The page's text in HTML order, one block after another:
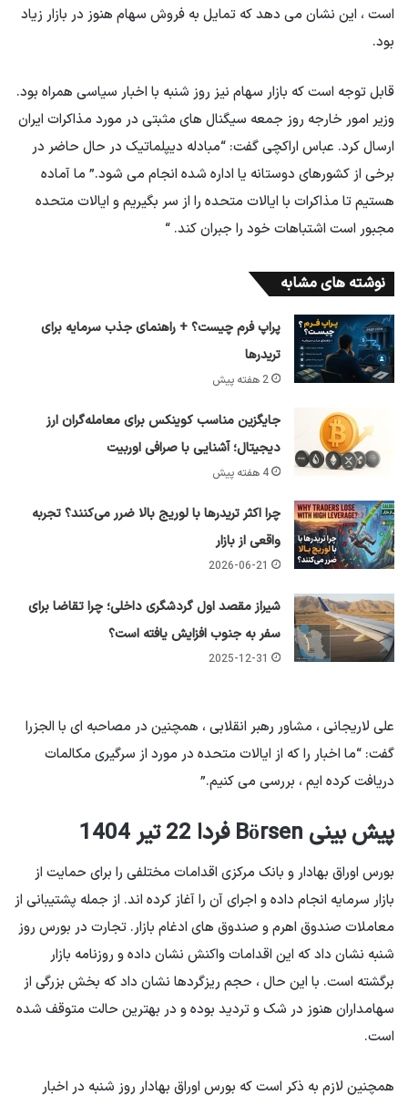
است ، این نشان می دهد که تمایل به فروش سهام هنوز در بازار زیاد
بود.
قابل توجه است که بازار سهام نیز روز شنبه با اخبار سیاسی همراه بود.
وزیر امور خارجه روز جمعه سیگنال های مثبتی در مورد مذاکرات ایران
ارسال کرد. عباس اراكچی گفت: “مبادله دیپلماتیک در حال حاضر در
برخی از کشورهای دوستانه یا اداره شده انجام می شود.” ما آماده
هستیم تا مذاکرات با ایالات متحده را از سر بگیریم و ایالات متحده
مجبور است اشتباهات خود را جبران کند. “
نوشته های مشابه
پراپ فرم چیست؟ + راهنمای جذب سرمایه برای
تریدرها
2 هفته پیش
جایگزین مناسب کوینکس برای معامله‌گران ارز
دیجیتال؛ آشنایی با صرافی اوربیت
4 هفته پیش
چرا اکثر تریدرها با لوریج بالا ضرر می‌کنند؟ تجربه
واقعی از بازار
2026-06-21
شیراز مقصد اول گردشگری داخلی؛ چرا تقاضا برای
سفر به جنوب افزایش یافته است؟
2025-12-31
علی لاریجانی ، مشاور رهبر انقلابی ، همچنین در مصاحبه ای با الجزرا
گفت: “ما اخبار را که از ایالات متحده در مورد از سرگیری مکالمات
دریافت کرده ایم ، بررسی می کنیم.”
پیش بینی Börsen فردا 22 تیر 1404
بورس اوراق بهادار و بانک مرکزی اقدامات مختلفی را برای حمایت از
بازار سرمایه انجام داده و اجرای آن را آغاز کرده اند. از جمله پشتیبانی از
معاملات صندوق اهرم و صندوق های ادغام بازار. تجارت در بورس روز
شنبه نشان داد که این اقدامات واکنش نشان داده و روزنامه بازار
برگشته است. با این حال ، حجم ریزگردها نشان داد که بخش بزرگی از
سهامداران هنوز در شک و تردید بوده و در بهترین حالت متوقف شده
است.
همچنین لازم به ذکر است که بورس اوراق بهادار روز شنبه در اخبار